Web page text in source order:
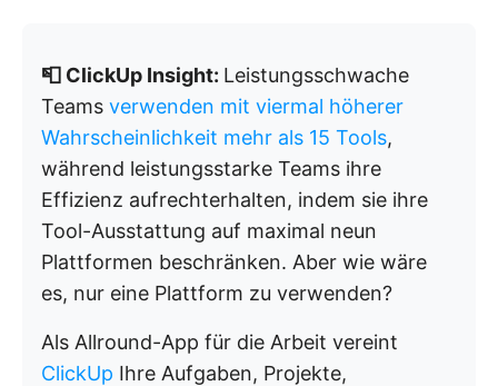
📮 ClickUp Insight: Leistungsschwache
Teams verwenden mit viermal höherer
Wahrscheinlichkeit mehr als 15 Tools,
während leistungsstarke Teams ihre
Effizienz aufrechterhalten, indem sie ihre
Tool-Ausstattung auf maximal neun
Plattformen beschränken. Aber wie wäre
es, nur eine Plattform zu verwenden?
Als Allround-App für die Arbeit vereint
ClickUp Ihre Aufgaben, Projekte,